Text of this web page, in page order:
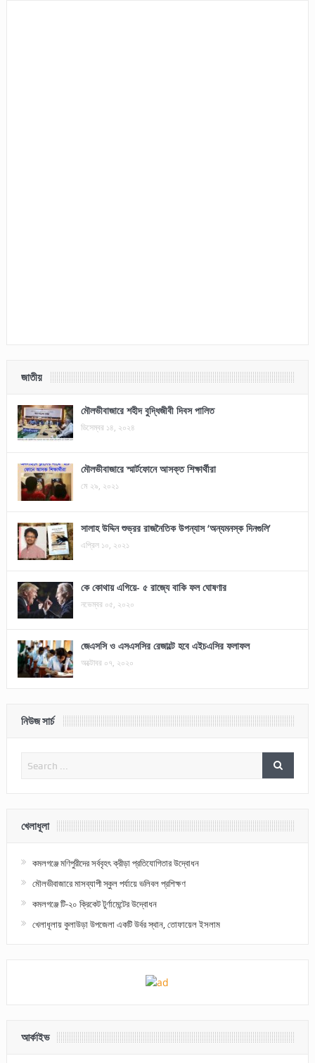
জাতীয়
মৌলভীবাজারে শহীদ বুদ্ধিজীবী দিবস পালিত
ডিসেম্বর ১৪, ২০২৪
মৌলভীবাজারে স্মার্টফোনে আসক্ত শিক্ষার্থীরা
মে ২৯, ২০২১
সালাহ উদ্দিন শুভ্রর রাজনৈতিক উপন্যাস ‘অন্যমনস্ক দিনগুলি’
এপ্রিল ১০, ২০২১
কে কোথায় এগিয়ে- ৫ রাজ্যে বাকি ফল ঘোষণার
নভেম্বর ০৫, ২০২০
জেএসসি ও এসএসসির রেজাল্টে হবে এইচএসির ফলাফল
অক্টোবর ০৭, ২০২০
নিউজ সার্চ
খেলাধূলা
কমলগঞ্জে মণিপুরীদের সর্ববৃহৎ ক্রীড়া প্রতিযোগিতার উদ্বোধন
মৌলভীবাজারে মাসব্যাপী স্কুল পর্যায়ে ভলিবল প্রশিক্ষণ
কমলগঞ্জে টি-২০ ক্রিকেট টুর্ণামেন্টের উদ্বোধন
খেলাধূলায় কুলাউড়া উপজেলা একটি উর্বর স্থান, তোফায়েল ইসলাম
আর্কাইভ